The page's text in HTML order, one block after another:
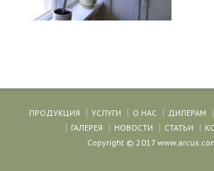
ПРОДУКЦИЯ УСЛУГИ О НАС ДИЛЕРАМ
ГАЛЕРЕЯ
НОВОСТИ СТАТЬИ
Copyright © 2017